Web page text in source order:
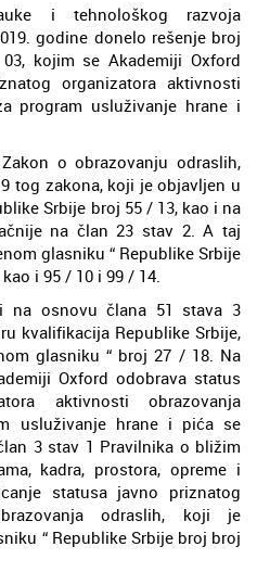
i tehnološkog razvoja
godine donelo rešenje broj
kojim se Akademiji Oxford
organizatora aktivnosti
program usluživanje hrane i
o obrazovanju odraslih,
tog zakona, koji je objavljen u
Srbije broj 55 / 13, kao i na
na član 23 stav 2. A taj
glasniku “ Republike Srbije
i 95 / 10 i 99 / 14.
na osnovu člana 51 stava 3
kvalifikacija Republike Srbije,
glasniku “ broj 27 / 18. Na
Oxford odobrava status
aktivnosti obrazovanja
usluživanje hrane i pića se
3 stav 1 Pravilnika o bližim
kadra, prostora, opreme i
statusa javno priznatog
odraslih, koji je
“ Republike Srbije broj broj